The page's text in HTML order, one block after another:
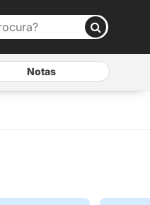
Notas